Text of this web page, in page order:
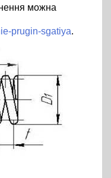
можна
prugin-sgatiya.